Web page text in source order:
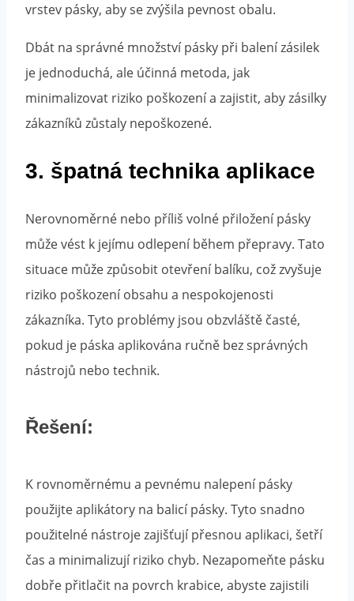
vrstev pásky, aby se zvýšila pevnost obalu.
Dbát na správné množství pásky při balení zásilek
je jednoduchá, ale účinná metoda, jak
minimalizovat riziko poškození a zajistit, aby zásilky
zákazníků zůstaly nepoškozené.
3. špatná technika aplikace
Nerovnoměrné nebo příliš volné přiložení pásky
může vést k jejímu odlepení během přepravy. Tato
situace může způsobit otevření balíku, což zvyšuje
riziko poškození obsahu a nespokojenosti
zákazníka. Tyto problémy jsou obzvláště časté,
pokud je páska aplikována ručně bez správných
nástrojů nebo technik.
Řešení:
K rovnoměrnému a pevnému nalepení pásky
použijte aplikátory na balicí pásky. Tyto snadno
použitelné nástroje zajišťují přesnou aplikaci, šetří
čas a minimalizují riziko chyb. Nezapomeňte pásku
dobře přitlačit na povrch krabice, abyste zajistili